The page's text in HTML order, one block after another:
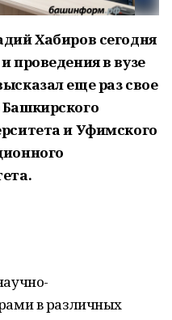
Хабиров сегодня
проведения в вузе
еще раз свое
и Уфимского
в различных